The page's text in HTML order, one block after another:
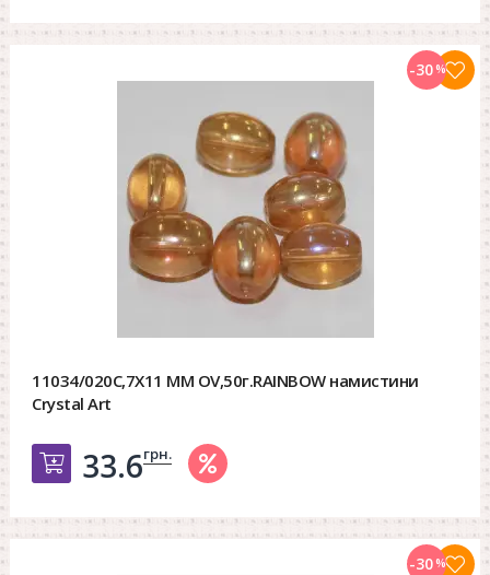
11034/020C,7X11 MM OV,50г.RAINBOW намистини
Crystal Art
Добавить в корзину
33.6грн.
-30%
-30%